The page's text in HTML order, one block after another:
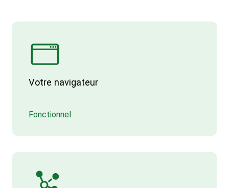
Votre navigateur
Fonctionnel